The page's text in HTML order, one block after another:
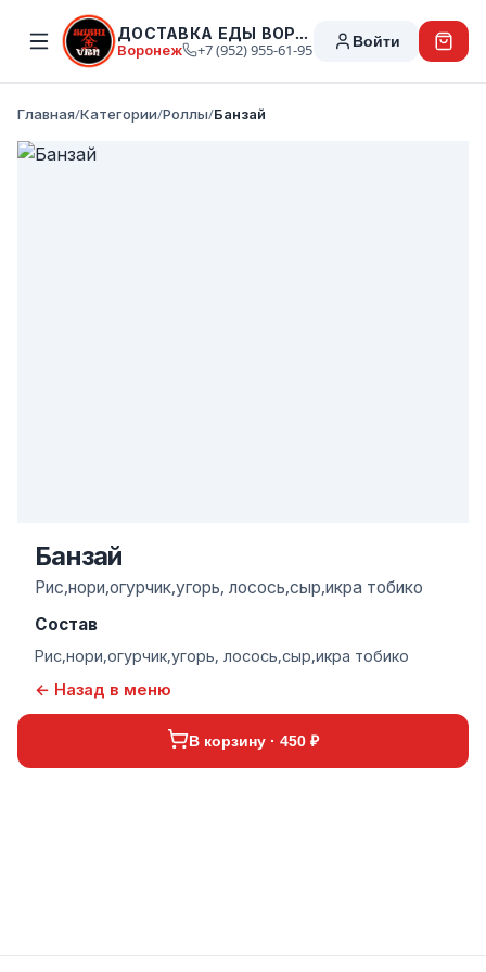
ДОСТАВКА ЕДЫ ВОРОНЕЖ
Воронеж +7 (952) 955-61-95 Войти
Главная/Категории/Роллы/Банзай
Банзай
Рис,нори,огурчик,угорь, лосось,сыр,икра тобико
Состав
Рис,нори,огурчик,угорь, лосось,сыр,икра тобико
← Назад в меню
В корзину · 450 ₽